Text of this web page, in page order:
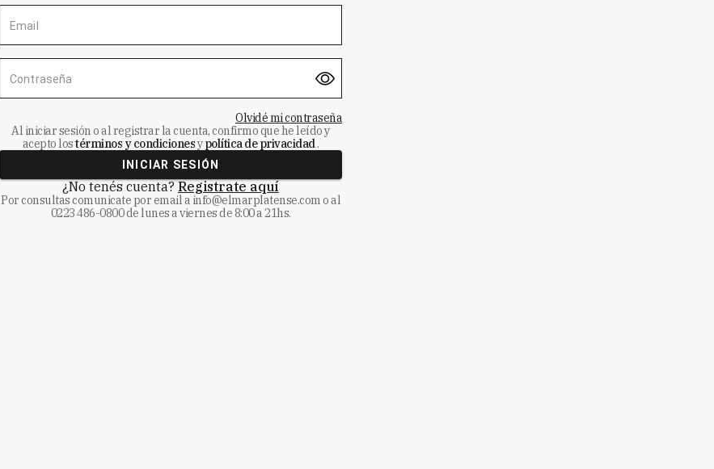
Email
Contraseña
Olvidé mi contraseña
Al iniciar sesión o al registrar la cuenta, confirmo que he leído y
acepto lostérminos y condicionesypolítica de privacidad.
INICIAR SESIÓN
¿No tenés cuenta? Registrate aquí
Por consultas comunicate por email a info@elmarplatense.como al
0223 486-0800de lunes a viernes de 8:00 a 21hs.